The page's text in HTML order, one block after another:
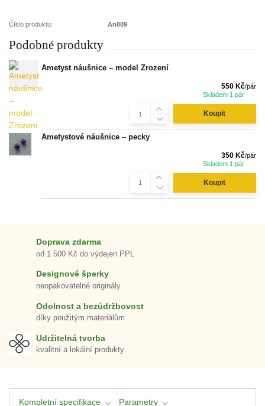
Číslo produktu: An009
Podobné produkty
Ametyst náušnice – model Zrození
550 Kč/pár
Skladem 1 pár
Koupit
Ametystové náušnice – pecky
350 Kč/pár
Skladem 1 pár
Koupit
Doprava zdarma
od 1 500 Kč do výdejen PPL
Designové šperky
neopakovatelné originály
Odolnost a bezúdržbovost
díky použitým materiálům
Udržitelná tvorba
kvalitní a lokální produkty
Kompletní specifikace Parametry